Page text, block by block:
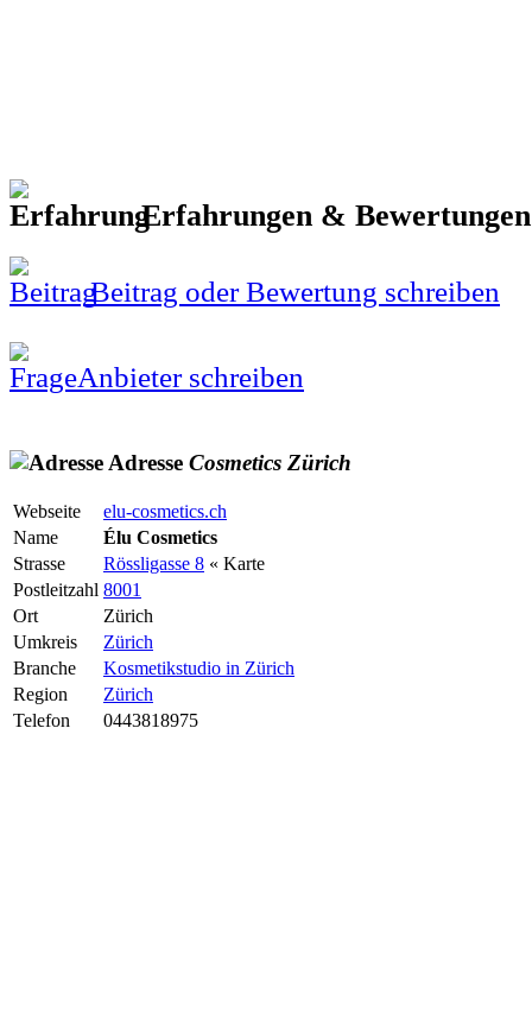
Erfahrungen &
Beitrag oder Bewertung schreiben
Anbieter schreiben
Adresse Cosmetics Zürich
Webseite
elu-cosmetics.ch
Name
Élu Cosmetics
Strasse
Rössligasse 8 « Karte
Postleitzahl 8001
Ort
Zürich
Umkreis
Zürich
Branche
Kosmetikstudio in Zürich
Region
Zürich
Telefon
0443818975